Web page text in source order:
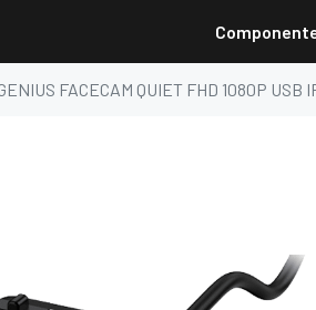
FACECAM QUIET FHD 1080P USB